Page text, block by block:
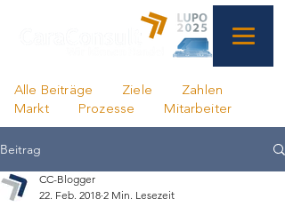
Alle Beiträge Ziele
Zahlen
Markt
Prozesse Mitarbeiter
Beitrag
CC-Blogger
22. Feb. 2018 2 Min. Lesezeit